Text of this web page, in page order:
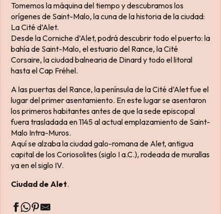
Tomemos la máquina del tiempo y descubramos los
orígenes de Saint-Malo, la cuna de la historia de la ciudad:
La Cité d’Alet.
Desde la Corniche d’Alet, podrá descubrir todo el puerto: la
bahía de Saint-Malo, el estuario del Rance, la Cité
Corsaire, la ciudad balnearia de Dinard y todo el litoral
hasta el Cap Fréhel.
A las puertas del Rance, la península de la Cité d’Alet fue el
lugar del primer asentamiento. En este lugar se asentaron
los primeros habitantes antes de que la sede episcopal
fuera trasladada en 1145 al actual emplazamiento de Saint-
Malo Intra-Muros.
Aquí se alzaba la ciudad galo-romana de Alet, antigua
capital de los Coriosolites (siglo I a.C.), rodeada de murallas
ya en el siglo IV.
Ciudad de Alet.